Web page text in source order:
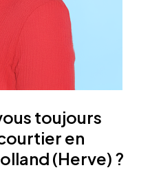
toujours
en
(Herve) ?